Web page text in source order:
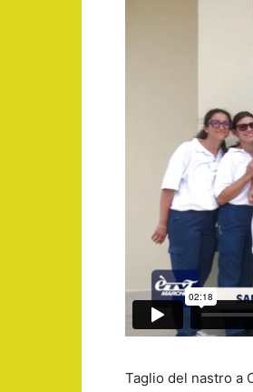
Taglio del nastro a